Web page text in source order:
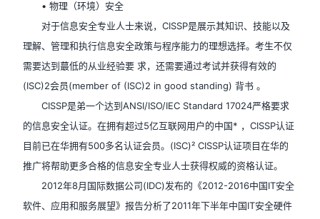
• 物理（环境）安全
对于信息安全专业人士来说，CISSP是展示其知识、技能以及
理解、管理和执行信息安全政策与程序能力的理想选择。考生不仅
需要达到蕞低的从业经验要 求，还需要通过考试并获得有效的
(ISC)2会员(member of (ISC)2 in good standing) 背书 。
CISSP是弟一个达到ANSI/ISO/IEC Standard 17024严格要求
的信息安全认证。在拥有超过5亿互联网用户的中国* ，CISSP认证
目前已在华拥有500多名认证会员。(ISC)² CISSP认证项目在华的
推广将帮助更多合格的信息安全专业人士获得权威的资格认证。
2012年8月国际数据公司(IDC)发布的《2012-2016中国IT安全
软件、应用和服务展望》报告分析了2011年下半年中国IT安全硬件